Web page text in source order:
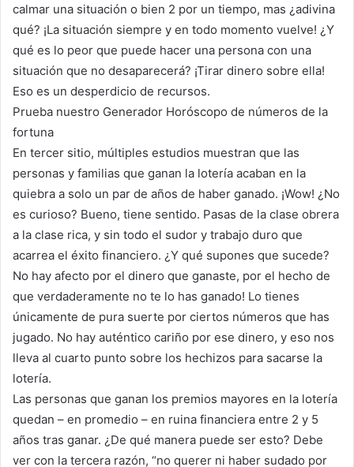
calmar una situación o bien 2 por un tiempo, mas ¿adivina
qué? ¡La situación siempre y en todo momento vuelve! ¿Y
qué es lo peor que puede hacer una persona con una
situación que no desaparecerá? ¡Tirar dinero sobre ella!
Eso es un desperdicio de recursos.
Prueba nuestro Generador Horóscopo de números de la
fortuna
En tercer sitio, múltiples estudios muestran que las
personas y familias que ganan la lotería acaban en la
quiebra a solo un par de años de haber ganado. ¡Wow! ¿No
es curioso? Bueno, tiene sentido. Pasas de la clase obrera
a la clase rica, y sin todo el sudor y trabajo duro que
acarrea el éxito financiero. ¿Y qué supones que sucede?
No hay afecto por el dinero que ganaste, por el hecho de
que verdaderamente no te lo has ganado! Lo tienes
únicamente de pura suerte por ciertos números que has
jugado. No hay auténtico cariño por ese dinero, y eso nos
lleva al cuarto punto sobre los hechizos para sacarse la
lotería.
Las personas que ganan los premios mayores en la lotería
quedan – en promedio – en ruina financiera entre 2 y 5
años tras ganar. ¿De qué manera puede ser esto? Debe
ver con la tercera razón, “no querer ni haber sudado por